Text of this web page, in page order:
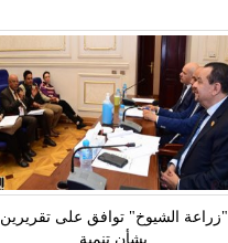
"زراعة الشيوخ" توافق على تقريرين